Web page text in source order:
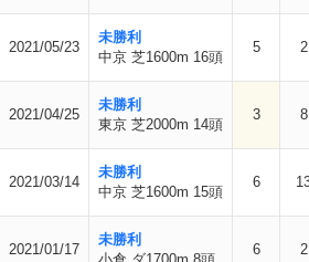
2021/05/23
未勝利
中京 芝1600m 16頭
5 2
2021/04/25
未勝利
東京 芝2000m 14頭
3 8
2021/03/14
未勝利
中京 芝1600m 15頭
6
2021/01/17
未勝利
6 2